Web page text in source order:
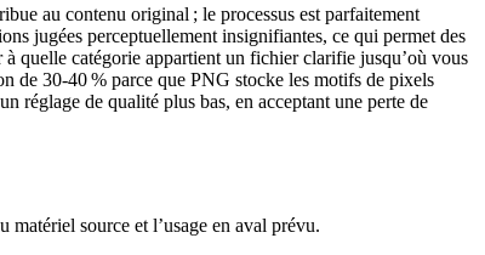
au contenu original ; le processus est parfaitement
jugées perceptuellement insignifiantes, ce qui permet des
quelle catégorie appartient un fichier clarifie jusqu’où vous
de 30‑40 % parce que PNG stocke les motifs de pixels
réglage de qualité plus bas, en acceptant une perte de
source et l’usage en aval prévu.